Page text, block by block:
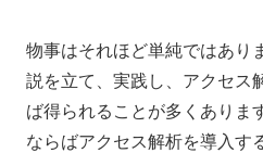
物事はそれほど単純ではあり
説を立て、実践し、アクセス
ば得られることが多くありま
ならばアクセス解析を導入す